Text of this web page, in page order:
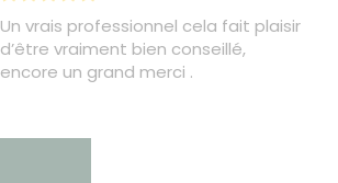
Un vrais professionnel cela fait plaisir
d’être vraiment bien conseillé,
encore un grand merci .